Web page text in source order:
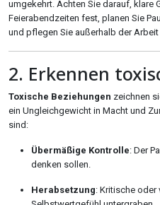
umgekehrt. Achten Sie darauf, klare
Feierabendzeiten fest, planen Sie
und pflegen Sie außerhalb der
2. Erkennen
Toxische Beziehungen zeichnen
ein Ungleichgewicht in Macht und
sind:
Übermäßige Kontrolle: Der
denken sollen.
Herabsetzung: Kritische oder